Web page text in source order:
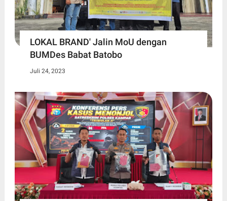
LOKAL BRAND' Jalin MoU dengan
BUMDes Babat Batobo
Juli 24, 2023